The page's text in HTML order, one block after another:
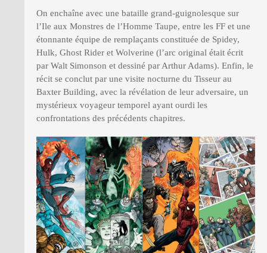
On enchaîne avec une bataille grand-guignolesque sur
l’Ile aux Monstres de l’Homme Taupe, entre les FF et une
étonnante équipe de remplaçants constituée de Spidey,
Hulk, Ghost Rider et Wolverine (l’arc original était écrit
par Walt Simonson et dessiné par Arthur Adams). Enfin, le
récit se conclut par une visite nocturne du Tisseur au
Baxter Building, avec la révélation de leur adversaire, un
mystérieux voyageur temporel ayant ourdi les
confrontations des précédents chapitres.